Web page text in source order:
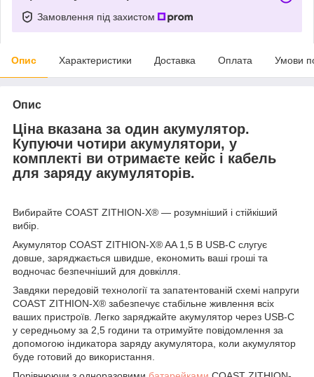
Замовлення під захистом
Опис Характеристики Доставка Оплата Умови
Опис
Ціна вказана за один акумулятор.
Купуючи чотири акумулятори, у
комплекті ви отримаєте кейс і кабель
для заряду акумуляторів.
Вибирайте COAST ZITHION-X® — розумніший і стійкіший
вибір.
Акумулятор COAST ZITHION-X® AA 1,5 В USB-C слугує
довше, заряджається швидше, економить ваші гроші та
водночас безпечніший для довкілля.
Завдяки передовій технології та запатентованій схемі напруги
COAST ZITHION-X® забезпечує стабільне живлення всіх
ваших пристроїв. Легко заряджайте акумулятор через USB-C
у середньому за 2,5 години та отримуйте повідомлення за
допомогою індикатора заряду акумулятора, коли акумулятор
буде готовий до використання.